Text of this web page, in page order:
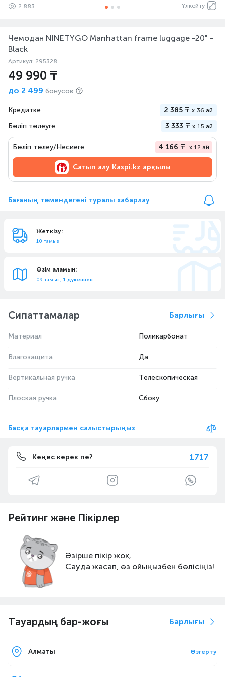
Үлкейту
2 883
Чемодан NINETYGO Manhattan frame luggage -20" -
Black
Артикул: 295328
49 990 ₸
до 2 499 бонусов
Кредитке 2 385 ₸ x 36 ай
Бөліп төлеуге 3 333 ₸ x 15 ай
Бөліп төлеу/Несиеге 4 166 ₸ x 12 ай
Сатып алуKaspi.kz арқылы
Бағаның төмендегені туралы хабарлау
Жеткізу:
10 тамыз
Өзім аламын:
09 тамыз, 1 дүкеннен
Сипаттамалар Барлығы
Материал Поликарбонат
Влагозащита Да
Вертикальная ручка Телескопическая
Плоская ручка Сбоку
Басқа тауарлармен салыстырыңыз
Кеңес керек пе? 1717
Рейтинг және Пікірлер
Әзірше пікір жоқ.
Сауда жасап, өз ойыңызбен бөлісіңіз!
Тауардың бар-жоғы Барлығы
Алматы Өзгерту